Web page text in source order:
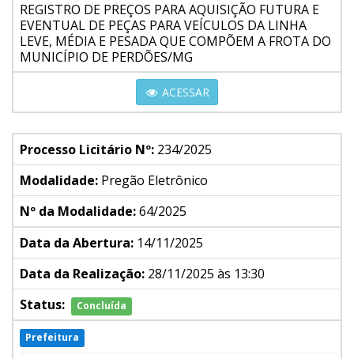
REGISTRO DE PREÇOS PARA AQUISIÇÃO FUTURA E
EVENTUAL DE PEÇAS PARA VEÍCULOS DA LINHA
LEVE, MÉDIA E PESADA QUE COMPÕEM A FROTA DO
MUNICÍPIO DE PERDÕES/MG
ACESSAR
Processo Licitário Nº: 234/2025
Modalidade: Pregão Eletrônico
Nº da Modalidade:64/2025
Data da Abertura: 14/11/2025
Data da Realização: 28/11/2025 às 13:30
Status:
Concluída
Prefeitura